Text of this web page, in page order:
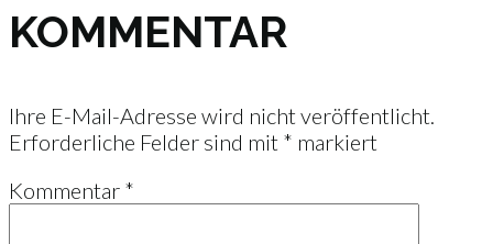
KOMMENTAR
Ihre E-Mail-Adresse wird nicht veröffentlicht.
Erforderliche Felder sind mit * markiert
Kommentar *